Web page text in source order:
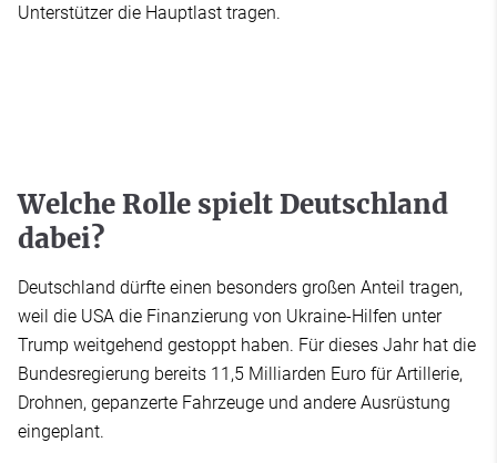
Unterstützer die Hauptlast tragen.
Welche Rolle spielt Deutschland
dabei?
Deutschland dürfte einen besonders großen Anteil tragen,
weil die USA die Finanzierung von Ukraine-Hilfen unter
Trump weitgehend gestoppt haben. Für dieses Jahr hat die
Bundesregierung bereits 11,5 Milliarden Euro für Artillerie,
Drohnen, gepanzerte Fahrzeuge und andere Ausrüstung
eingeplant.